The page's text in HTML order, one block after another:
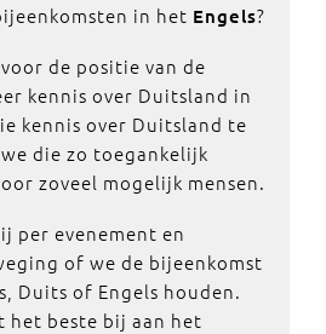
in het Engels?
de positie van de
kennis over Duitsland in
kennis over Duitsland te
die zo toegankelijk
zoveel mogelijk mensen.
per evenement en
of we de bijeenkomst
Duits of Engels houden.
het beste bij aan het